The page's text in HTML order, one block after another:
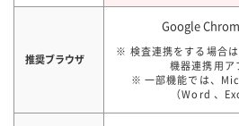
推奨ブラウザ
Google
※ 検査連携をする場合
機器連携用ア
※ 一部機能では、
（Word 、